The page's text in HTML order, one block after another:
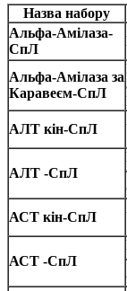
Назва набору
Альфа-Амілаза-
СпЛ
Альфа-Амілаза за
Каравеєм-СпЛ
АЛТ кін-СпЛ
АЛТ -СпЛ
АСТ кін-СпЛ
АСТ -СпЛ